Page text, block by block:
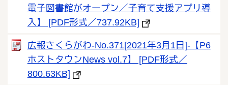
電子図書館がオープン／子育て支援アプリ導
入】 [PDF形式／737.92KB]
広報さくらがわ-No.371[2021年3月1日]‐【P6
ホストタウンNews vol.7】 [PDF形式／
800.63KB]